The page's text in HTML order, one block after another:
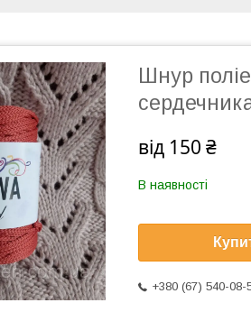
Шнур
від 150 ₴
В наявності
+380 (67) 540-08-